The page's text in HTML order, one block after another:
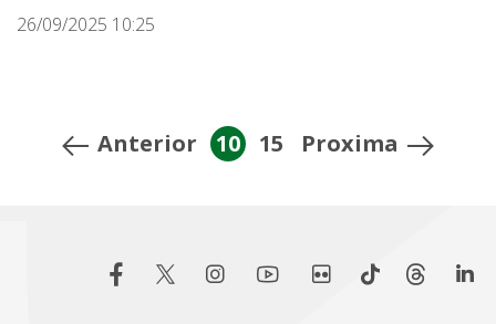
26/09/2025 10:25
Anterior 10 15 Proxima